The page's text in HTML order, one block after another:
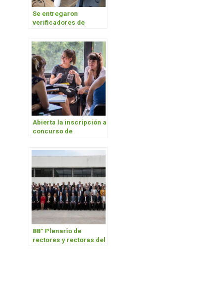
Se entregaron
verificadores de
Abierta la inscripción a
concurso de
Asistentes
88° Plenario de
rectores y rectoras del